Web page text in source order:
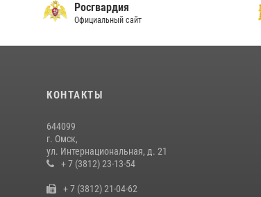
Росгвардия
Официальный сайт
КОНТАКТЫ
644099
г. Омск,
ул. Интернациональная, д. 21
+ 7 (3812) 23-13-54
+ 7 (3812) 21-04-62